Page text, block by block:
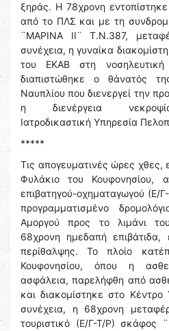
ξηράς. Η 78χρονη εντοπίστηκε
από το ΠΛΣ και με τη
¨ΜΑΡΙΝΑ ΙΙ¨ Τ.Ν.387,
συνέχεια, η γυναίκα
του ΕΚΑΒ στη
διαπιστώθηκε ο θάνατός
Ναυπλίου που διενεργεί την
η διενέργεια
Ιατροδικαστική Υπηρεσία
*****
Τις απογευματινές ώρες χθες,
Φυλάκιο του Κουφονησίου,
επιβατηγού-οχηματαγωγού (Ε/
προγραμματισμένο
Αμοργού προς το λιμάνι
68χρονη ημεδαπή επιβάτιδα,
περίθαλψης. Το πλοίο
Κουφονησίου, όπου η
ασφάλεια, παρελήφθη από
και διακομίστηκε στο Κέντρο
συνέχεια, η 68χρονη
τουριστικό (Ε/Γ-Τ/Ρ) σκάφος